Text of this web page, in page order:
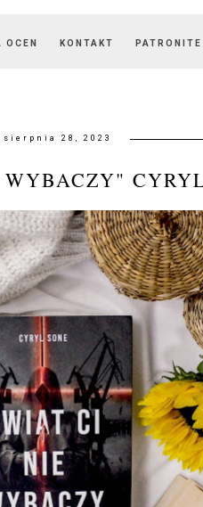
OCEN KONTAKT PATRONITE
sierpnia 28, 2023